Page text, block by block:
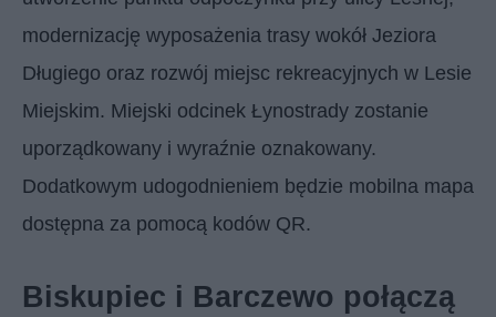
modernizację wyposażenia trasy wokół Jeziora
Długiego oraz rozwój miejsc rekreacyjnych w Lesie
Miejskim. Miejski odcinek Łynostrady zostanie
uporządkowany i wyraźnie oznakowany.
Dodatkowym udogodnieniem będzie mobilna mapa
dostępna za pomocą kodów QR.
Biskupiec i Barczewo połączą